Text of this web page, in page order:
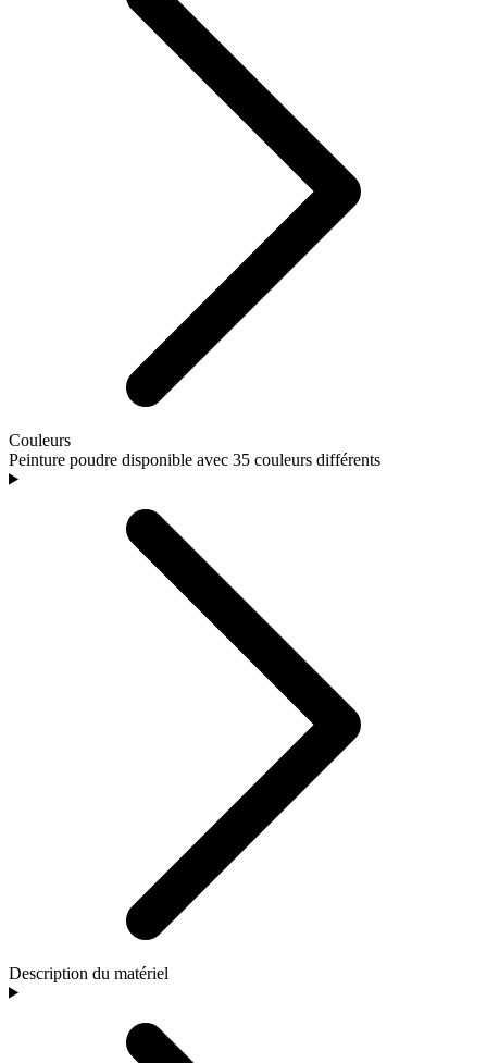
Couleurs
Peinture poudre disponible avec 35 couleurs différents
Description du matériel